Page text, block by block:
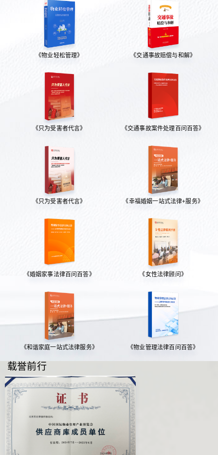
《物业轻松管理》 《交通事故赔偿与和解》
《只为受害者代言》 《交通事故案件处理百问百答》
《只为受害者代言》 《幸福婚姻一站式法律+服务》
《婚姻家事法律百问百答》 《女性法律顾问》
《和谐家庭一站式法律服务》 《物业管理法律百问百答》
载誉前行